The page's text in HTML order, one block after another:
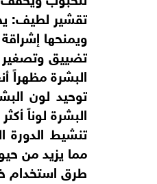
تقشير لطيف:
ويمنحها
تضييق وتصغير
البشرة مظهراً
توحيد لون
البشرة لوناً
تنشيط الدورة
مما يزيد من
طرق استخدام